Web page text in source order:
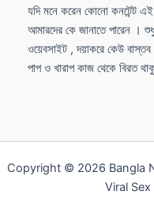
যদি মনে করেন কোনো কনটেন্ট
আমারদের কে জানাতে পারেন ।
ওয়েবসাইট , দয়াকরে কেউ বাস্তব
পাপ ও খারাপ কাজ থেকে বিরত
Copyright © 2026 Bangla
Viral Sex